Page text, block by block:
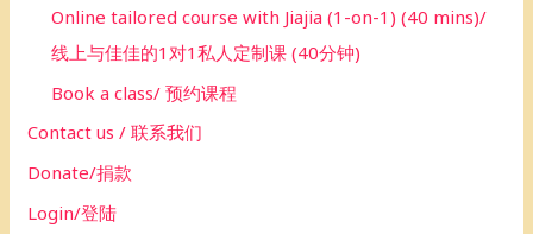
Online tailored course with Jiajia (1-on-1) (40 mins)/
线上与佳佳的1对1私人定制课 (40分钟)
Book a class/ 预约课程
Contact us / 联系我们
Donate/捐款
Login/登陆